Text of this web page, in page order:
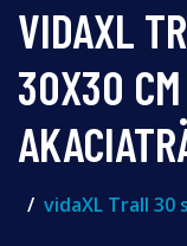
VIDAXL
30X30
vidaXL Trall 30